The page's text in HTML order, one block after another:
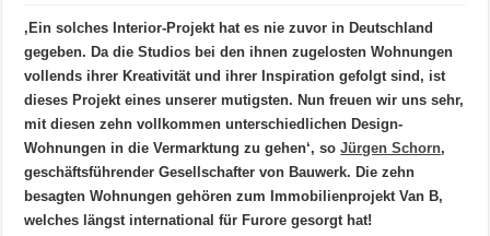
‚Ein solches Interior-Projekt hat es nie zuvor in Deutschland
gegeben. Da die Studios bei den ihnen zugelosten Wohnungen
vollends ihrer Kreativität und ihrer Inspiration gefolgt sind, ist
dieses Projekt eines unserer mutigsten. Nun freuen wir uns sehr,
mit diesen zehn vollkommen unterschiedlichen Design-
Wohnungen in die Vermarktung zu gehen‘, soJürgen Schorn,
geschäftsführender Gesellschafter von Bauwerk. Die zehn
besagten Wohnungen gehören zum Immobilienprojekt Van B,
welches längst international für Furore gesorgt hat!